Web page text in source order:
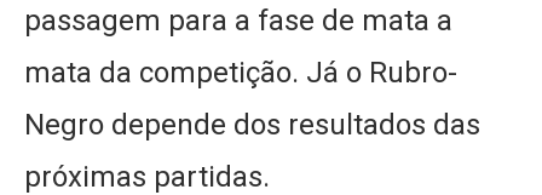
passagem para a fase de mata a
mata da competição. Já o Rubro-
Negro depende dos resultados das
próximas partidas.